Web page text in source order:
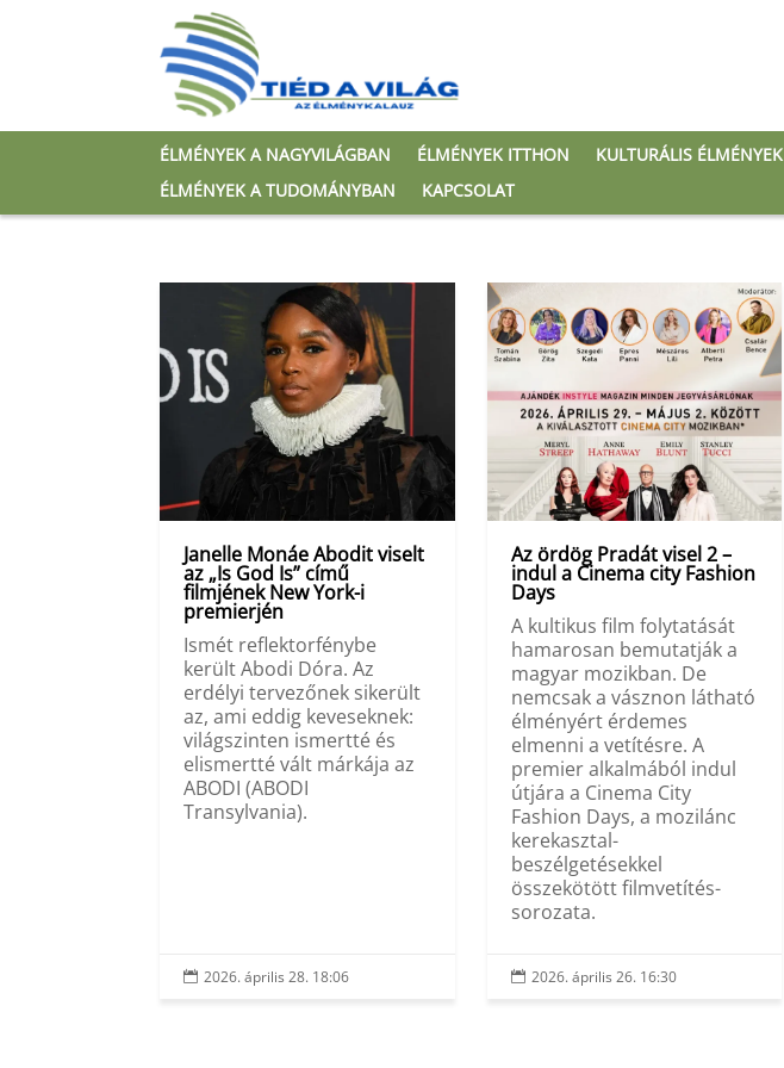
ÉLMÉNYEK A NAGYVILÁGBAN ÉLMÉNYEK ITTHON KULTURÁLIS ÉLMÉNYEK
ÉLMÉNYEK A TUDOMÁNYBAN
KAPCSOLAT
Janelle Monáe Abodit viselt
az „Is God Is” című
filmjének New York-i
premierjén
Ismét reflektorfénybe
került Abodi Dóra. Az
erdélyi tervezőnek sikerült
az, ami eddig keveseknek:
világszinten ismertté és
elismertté vált márkája az
ABODI (ABODI
Transylvania).
 2026. április 28. 18:06
Az ördög Pradát visel 2 –
indul a Cinema city Fashion
Days
A kultikus film folytatását
hamarosan bemutatják a
magyar mozikban. De
nemcsak a vásznon látható
élményért érdemes
elmenni a vetítésre. A
premier alkalmából indul
útjára a Cinema City
Fashion Days, a mozilánc
kerekasztal-
beszélgetésekkel
összekötött filmvetítés-
sorozata.
 2026. április 26. 16:30